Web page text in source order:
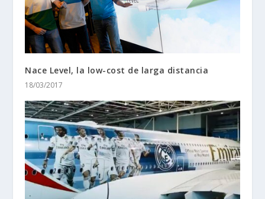
Nace Level, la low-cost de larga distancia
18/03/2017